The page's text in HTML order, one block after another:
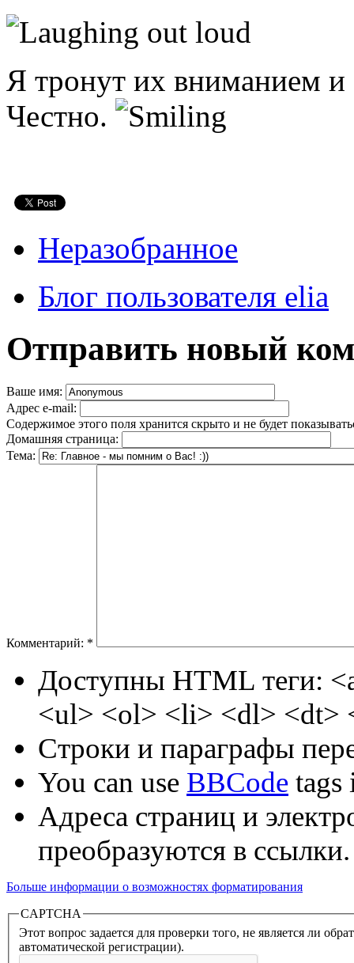
Я тронут их вниманием
Честно.
Неразобранное
Блог пользователя elia
Отправить новый
Ваше имя:
Адрес e-mail:
Содержимое этого поля хранится скрыто и не будет
Домашняя страница:
Тема:
Комментарий: *
Доступны HTML теги:
<ul> <ol> <li> <dl> <dt>
Строки и параграфы
You can use BBCode tags
Адреса страниц и
преобразуются в ссылки.
Больше информации о возможностях форматирования
CAPTCHA
Этот вопрос задается для проверки того, не является ли
автоматической регистрации).